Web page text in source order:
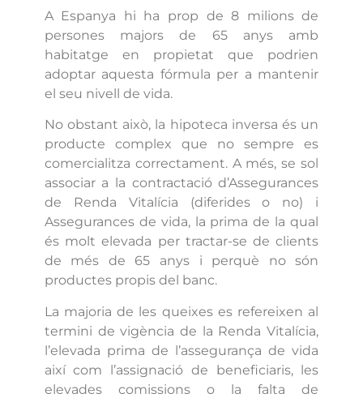
A Espanya hi ha prop de 8 milions de
persones majors de 65 anys amb
habitatge en propietat que podrien
adoptar aquesta fórmula per a mantenir
el seu nivell de vida.
No obstant això, la hipoteca inversa és un
producte complex que no sempre es
comercialitza correctament. A més, se sol
associar a la contractació d’Assegurances
de Renda Vitalícia (diferides o no) i
Assegurances de vida, la prima de la qual
és molt elevada per tractar-se de clients
de més de 65 anys i perquè no són
productes propis del banc.
La majoria de les queixes es refereixen al
termini de vigència de la Renda Vitalícia,
l’elevada prima de l’assegurança de vida
així com l’assignació de beneficiaris, les
elevades comissions o la falta de